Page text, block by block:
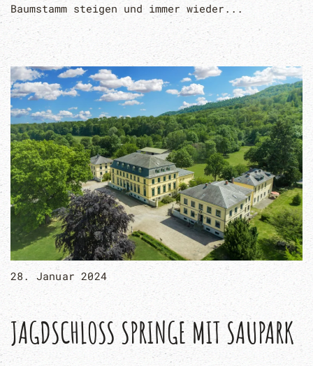
Baumstamm steigen und immer wieder...
28. Januar 2024
JAGDSCHLOSS SPRINGE MIT SAUPARK